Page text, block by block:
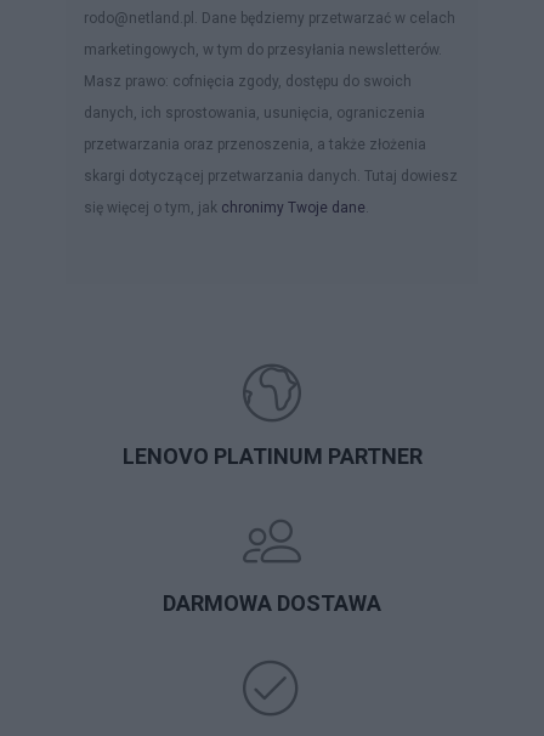
rodo@netland.pl. Dane będziemy przetwarzać w celach
marketingowych, w tym do przesyłania newsletterów.
Masz prawo: cofnięcia zgody, dostępu do swoich
danych, ich sprostowania, usunięcia, ograniczenia
przetwarzania oraz przenoszenia, a także złożenia
skargi dotyczącej przetwarzania danych. Tutaj dowiesz
się więcej o tym, jak chronimy Twoje dane.
LENOVO PLATINUM PARTNER
DARMOWA DOSTAWA